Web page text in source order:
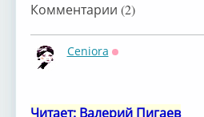
Комментарии (2)
Ceniora
Читает: Валерий Пигаев